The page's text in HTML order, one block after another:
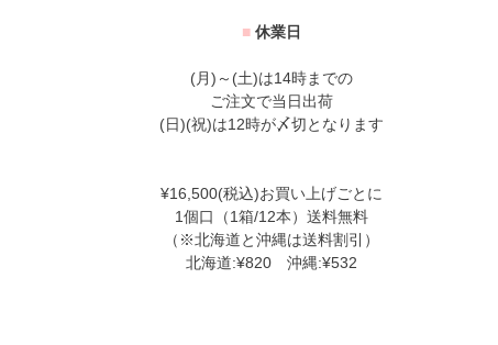
■ 休業日
(月)～(土)は14時までの
ご注文で当日出荷
(日)(祝)は12時が〆切となります
¥16,500(税込)お買い上げごとに
1個口（1箱/12本）送料無料
（※北海道と沖縄は送料割引）
北海道:¥820 沖縄:¥532